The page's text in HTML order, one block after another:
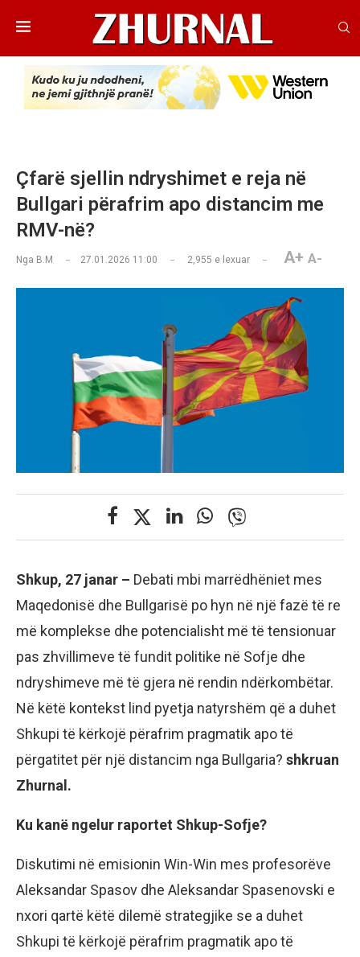
Çfarë sjellin ndryshimet e reja në
Bullgari përafrim apo distancim me
RMV-në?
Nga B.M 27.01.2026 11:00 2,955 e lexuar A+ A-
Shkup, 27 janar – Debati mbi marrëdhëniet mes
Maqedonisë dhe Bullgarisë po hyn në një fazë të re
më komplekse dhe potencialisht më të tensionuar
pas zhvillimeve të fundit politike në Sofje dhe
ndryshimeve më të gjera në rendin ndërkombëtar.
Në këtë kontekst lind pyetja natyrshëm që a duhet
Shkupi të kërkojë përafrim pragmatik apo të
përgatitet për një distancim nga Bullgaria? shkruan
Zhurnal.
Ku kanë ngelur raportet Shkup-Sofje?
Diskutimi në emisionin Win-Win mes profesorëve
Aleksandar Spasov dhe Aleksandar Spasenovski e
nxori qartë këtë dilemë strategjike se a duhet
Shkupi të kërkojë përafrim pragmatik apo të